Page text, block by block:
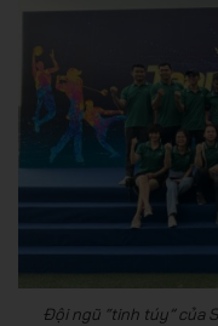
Đội ngũ “tinh túy” của